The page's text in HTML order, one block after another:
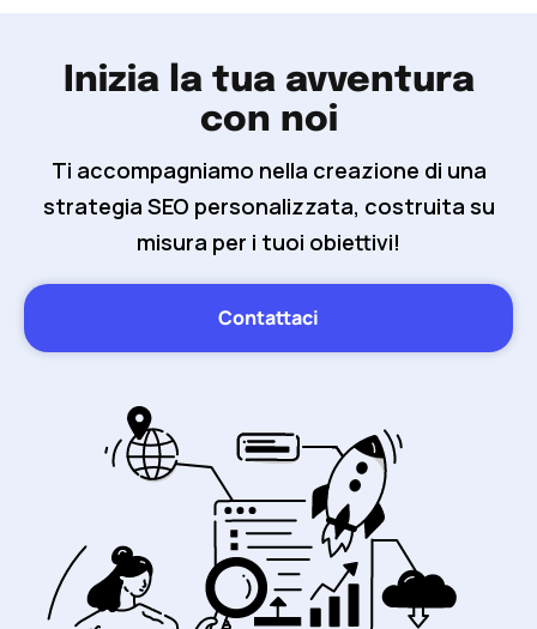
Inizia la tua avventura
con noi
Ti accompagniamo nella creazione di una
strategia SEO personalizzata, costruita su
misura per i tuoi obiettivi!
Contattaci